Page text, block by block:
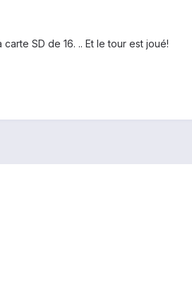
SD de 16. .. Et le tour est joué!